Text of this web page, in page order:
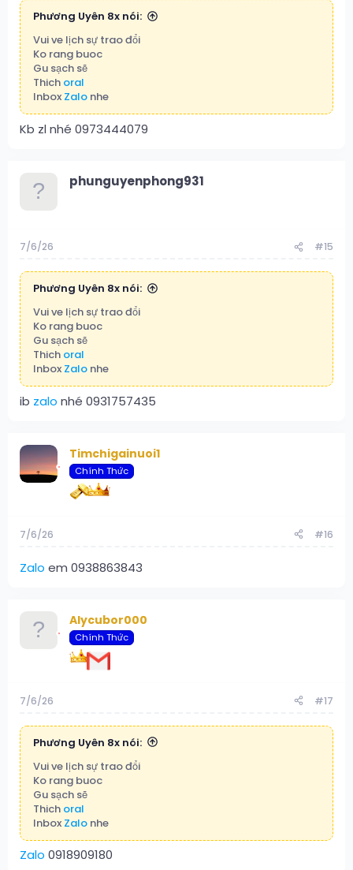
Phương Uyên 8x nói:
Vui ve lịch sự trao đổi
Ko rang buoc
Gu sạch sẽ
Thich oral
Inbox Zalo nhe
Kb zl nhé 0973444079
phunguyenphong931
7/6/26 #15
Phương Uyên 8x nói:
Vui ve lịch sự trao đổi
Ko rang buoc
Gu sạch sẽ
Thich oral
Inbox Zalo nhe
ib zalo nhé 0931757435
Timchigainuoi1
Chính Thức
7/6/26 #16
Zalo em 0938863843
Alycubor000
Chính Thức
7/6/26 #17
Phương Uyên 8x nói:
Vui ve lịch sự trao đổi
Ko rang buoc
Gu sạch sẽ
Thich oral
Inbox Zalo nhe
Zalo 0918909180